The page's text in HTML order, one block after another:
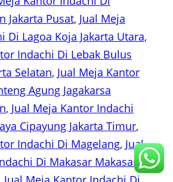
Jakarta Pusat, Jual Meja
Di Lagoa Koja Jakarta Utara
Indachi Di Lebak Bulus
Selatan, Jual Meja Kantor
Agung Jagakarsa
, Jual Meja Kantor Indachi
Cipayung Jakarta Timur
Indachi Di Magelang, Jual
Di Makasar Makasar